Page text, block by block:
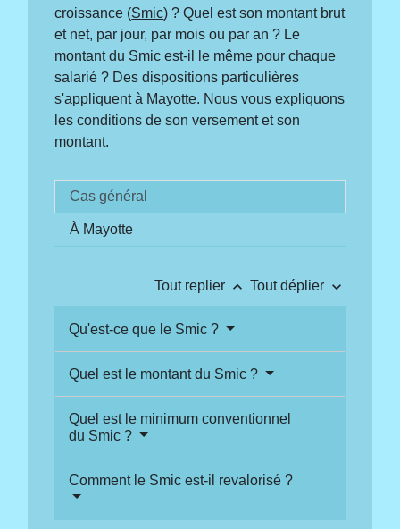
croissance (Smic) ? Quel est son montant brut
et net, par jour, par mois ou par an ? Le
montant du Smic est-il le même pour chaque
salarié ? Des dispositions particulières
s'appliquent à Mayotte. Nous vous expliquons
les conditions de son versement et son
montant.
Cas général
À Mayotte
Tout replier keyboard_arrow_up Tout déplier keyboard_arrow_down
Qu'est-ce que le Smic ?
Quel est le montant du Smic ?
Quel est le minimum conventionnel
du Smic ?
Comment le Smic est-il revalorisé ?